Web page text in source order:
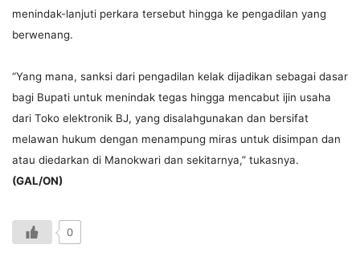
menindak-lanjuti perkara tersebut hingga ke pengadilan yang
berwenang.
“Yang mana, sanksi dari pengadilan kelak dijadikan sebagai dasar
bagi Bupati untuk menindak tegas hingga mencabut ijin usaha
dari Toko elektronik BJ, yang disalahgunakan dan bersifat
melawan hukum dengan menampung miras untuk disimpan dan
atau diedarkan di Manokwari dan sekitarnya,” tukasnya.
(GAL/ON)
0